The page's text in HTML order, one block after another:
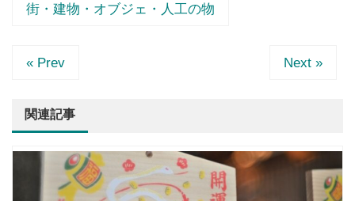
街・建物・オブジェ・人工の物
« Prev Next »
関連記事